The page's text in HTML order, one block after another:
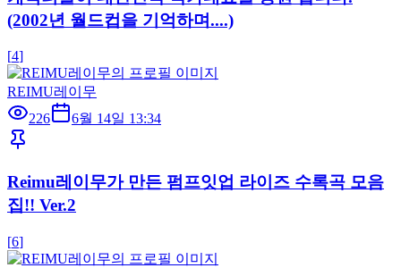
(2002년 월드컵을 기억하며....)
[4]
REIMU레이무
226
6월 14일 13:34
Reimu레이무가 만든 펌프잇업 라이즈 수록곡 모음
집!! Ver.2
[6]